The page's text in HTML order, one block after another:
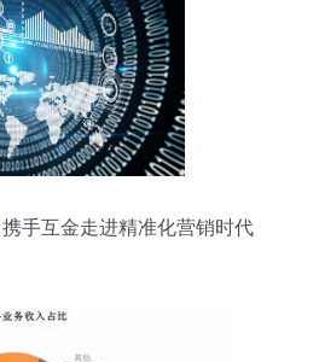
手互金走进精准化营销时代